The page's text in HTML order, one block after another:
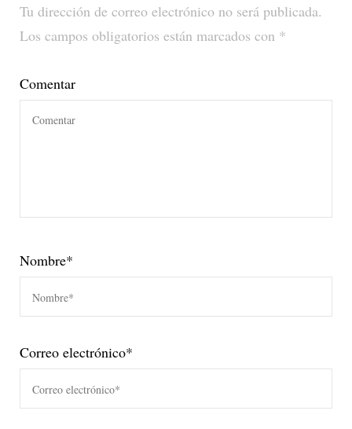
Tu dirección de correo electrónico no será publicada.
Los campos obligatorios están marcados con *
Comentar
Nombre*
Correo electrónico*